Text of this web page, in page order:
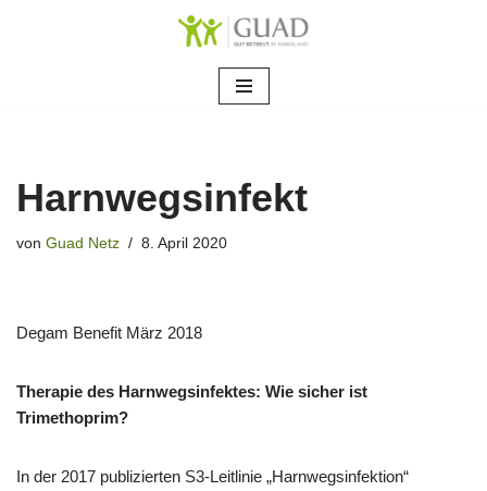
Harnwegsinfekt
von Guad Netz 8. April 2020
Degam Benefit März 2018
Therapie des Harnwegsinfektes: Wie sicher ist
Trimethoprim?
In der 2017 publizierten S3-Leitlinie „Harnwegsinfektion“